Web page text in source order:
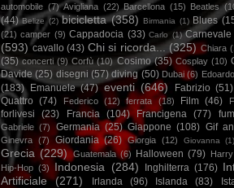
automobile (7) Avigliana (22) Barcellona (15) Beatles
(44) Belize (2) bicicletta (358) Birmania (1) Blues
(21) camper (9) Cappadocia (33) Carlo (1) Carnevale
(593) cavallo (43) Chi si ricorda... (325) Chiara
(35) concerti (9) Corfù (10) Cosimo (35) Cosplay (10)
Davide (25) disegni (57) diving (50) Dubai (6) Edoardo
(183)
Emanuele (47) eventi (646) Fabrizio (51)
Quattro (74) Federico (12) ferrata (18) Film (46)
forlivesi (23) Francia (104) Francigena (77)
Gabriele (7) Germania (25) Giappone (108) Gif
Ginevra (7) Giordania (26) Giorgia (12) Giovanna (1)
Grecia (229) Guatemala (6) Halloween (79)
Hip-Hop (3) Indonesia (284) Inghilterra (176)
Artificiale
(271) Irlanda (96) Islanda (83)